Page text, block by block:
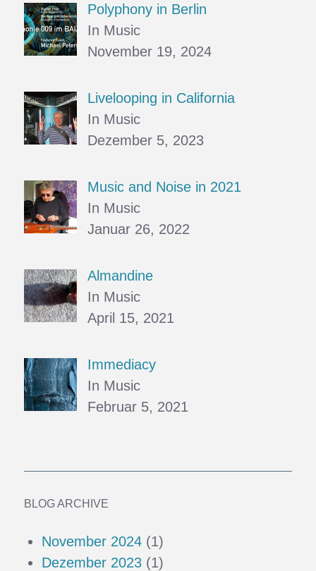
Polyphony in Berlin
In Music
November 19, 2024
Livelooping in California
In Music
Dezember 5, 2023
Music and Noise in 2021
In Music
Januar 26, 2022
Almandine
In Music
April 15, 2021
Immediacy
In Music
Februar 5, 2021
BLOG ARCHIVE
November 2024 (1)
Dezember 2023 (1)